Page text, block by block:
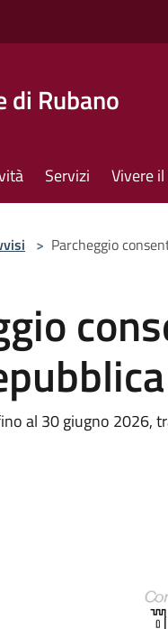
di Rubano
Servizi Vivere
> Parcheggio
al 30 giugno 2026,